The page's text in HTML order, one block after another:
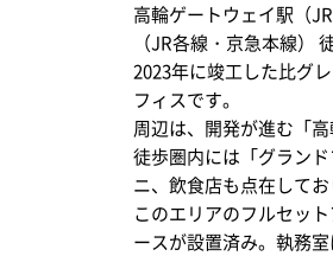
高輪ゲートウェイ駅（
（JR各線・京急本線）
2023年に竣工した比グ
フィスです。
周辺は、開発が進む「
徒歩圏内には「グラン
ニ、飲食店も点在して
このエリアのフルセッ
ースが設置済み。執務